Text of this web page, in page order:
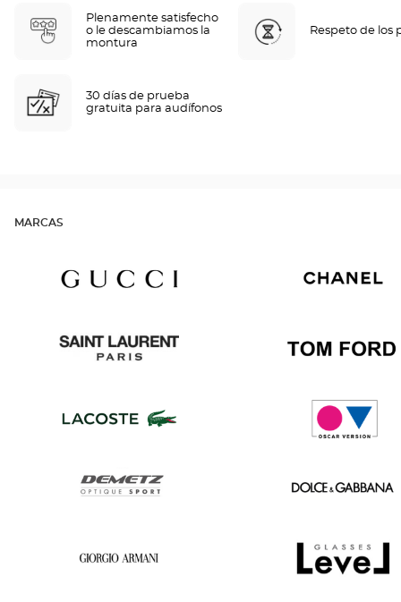
Plenamente satisfecho
o le descambiamos la
montura
Respeto de los
30 días de prueba
gratuita para audífonos
MARCAS
Laurent